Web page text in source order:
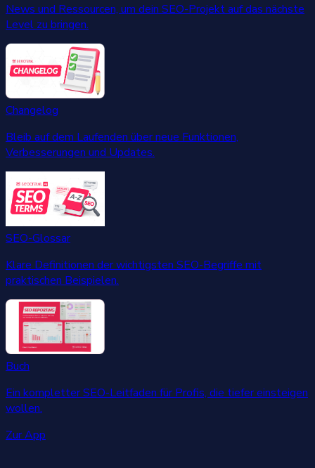
News und Ressourcen, um dein SEO-Projekt auf das nächste
Level zu bringen.
Changelog
Bleib auf dem Laufenden über neue Funktionen,
Verbesserungen und Updates.
SEO-Glossar
Klare Definitionen der wichtigsten SEO-Begriffe mit
praktischen Beispielen.
Buch
Ein kompletter SEO-Leitfaden für Profis, die tiefer einsteigen
wollen.
Zur App